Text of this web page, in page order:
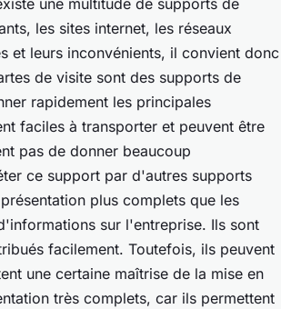
une multitude de supports de
les sites internet, les réseaux
et leurs inconvénients, il convient donc
de visite sont des supports de
rapidement les principales
faciles à transporter et peuvent être
pas de donner beaucoup
ce support par d'autres supports
plus complets que les
sur l'entreprise. Ils sont
facilement. Toutefois, ils peuvent
une certaine maîtrise de la mise en
très complets, car ils permettent